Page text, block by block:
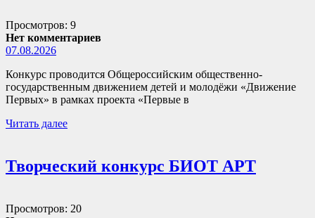
Просмотров: 9
Нет комментариев
07.08.2026
Конкурс проводится Общероссийским общественно-
государственным движением детей и молодёжи «Движение
Первых» в рамках проекта «Первые в
Читать далее
Творческий конкурс БИОТ АРТ
Просмотров: 20